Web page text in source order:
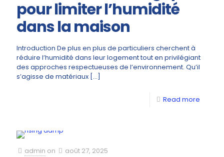
pour limiter l’humidité
dans la maison
Introduction De plus en plus de particuliers cherchent à
réduire l’humidité dans leur logement tout en privilégiant
des approches respectueuses de l’environnement. Qu’il
s’agisse de matériaux […]
Read more
admin on août 27, 2025